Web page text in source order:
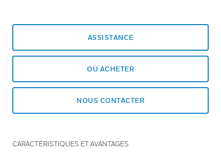
ASSISTANCE
OÙ ACHETER
NOUS CONTACTER
CARACTÉRISTIQUES ET AVANTAGES